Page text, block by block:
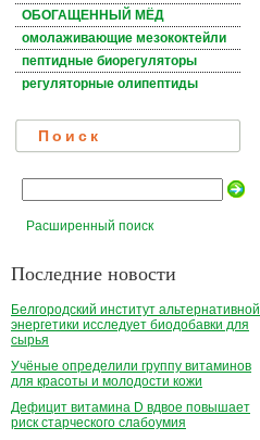
ОБОГАЩЕННЫЙ МЁД
омолаживающие мезококтейли
пептидные биорегуляторы
регуляторные олипептиды
Поиск
Расширенный поиск
Последние новости
Белгородский институт альтернативной
энергетики исследует биодобавки для
сырья
Учёные определили группу витаминов
для красоты и молодости кожи
Дефицит витамина D вдвое повышает
риск старческого слабоумия